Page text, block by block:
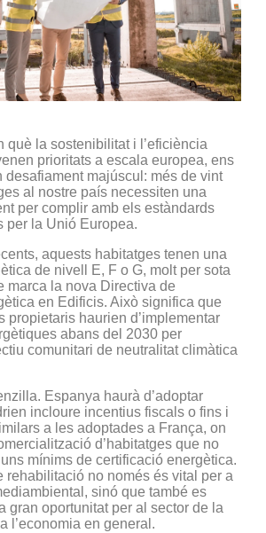
què la sostenibilitat i l’eficiència
prioritats a escala europea, ens
desafiament majúscul: més de vint
al nostre país necessiten una
per complir amb els estàndards
per la Unió Europea.
aquests habitatges tenen una
de nivell E, F o G, molt per sota
marca la nova Directiva de
en Edificis. Això significa que
propietaris haurien d’implementar
abans del 2030 per
comunitari de neutralitat climàtica
Espanya haurà d’adoptar
incloure incentius fiscals o fins i
a les adoptades a França, on
d’habitatges que no
mínims de certificació energètica.
rehabilitació no només és vital per a
sinó que també es
gran oportunitat per al sector de la
l’economia en general.